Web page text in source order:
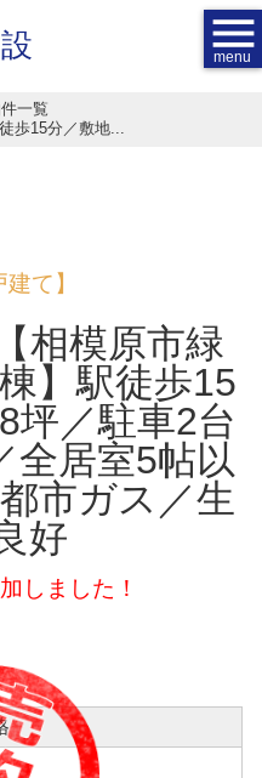
menu
一覧
歩15分／敷地...
て】
相模原市緑
】駅徒歩15
坪／駐車2台
全居室5帖以
市ガス／生
好
しました！